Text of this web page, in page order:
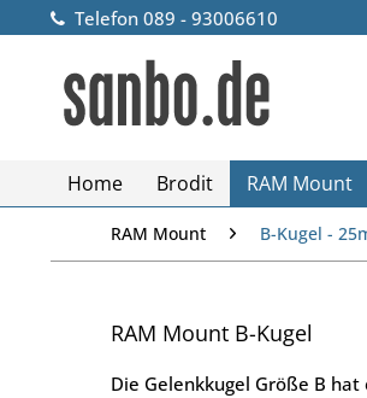
Telefon 089 - 93006610
Home Brodit RAM Mount
RAM Mount B-Kugel -
RAM Mount B-Kugel
Die Gelenkkugel Größe B